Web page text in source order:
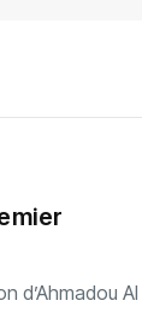
d’Ahmadou Al